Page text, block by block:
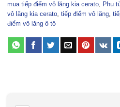
mua tiếp điểm vô lăng kia cerato, Phụ
vô lăng kia cerato, tiếp điểm vô lăng,
điểm vô lăng ô tô